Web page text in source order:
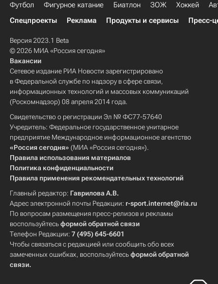
Футбол Фигурное катание Биатлон ЗОЖ Хоккей
Спецпроекты
Реклама Продукты и сервисы Пресс-
Версия 2023.1 Beta
© 2026 МИА «Россия сегодня»
Вакансии
Сетевое издание РИА Новости зарегистрировано
в Федеральной службе по надзору в сфере связи,
информационных технологий и массовых коммуникаций
(Роскомнадзор) 08 апреля 2014 года.
Свидетельство о регистрации Эл № ФС77-57640
Учредитель: Федеральное государственное унитарное
предприятие Международное информационное агентство
«Россия сегодня» (МИА «Россия сегодня»).
Правила использования материалов
Политика конфиденциальности
Правила применения рекомендательных технологий
Главный редактор: Гаврилова А.В.
Адрес электронной почты Редакции: r-sport.internet@ria.ru
По вопросам размещения пресс-релизов и рекламы
воспользуйтесьформой обратной связи
Телефон Редакции: 7 (495) 645-6601
Чтобы связаться с редакцией или сообщить обо всех
замеченных ошибках, воспользуйтесьформой обратной
связи.